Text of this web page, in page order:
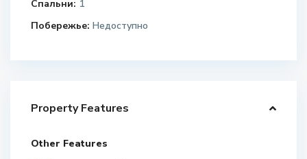
Спальни: 1
Побережье: Недоступно
Property Features
Other Features